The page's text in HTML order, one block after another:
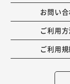
お問い
ご利用
ご利用